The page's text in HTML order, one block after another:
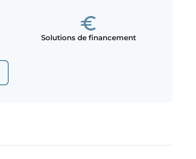
Solutions de financement